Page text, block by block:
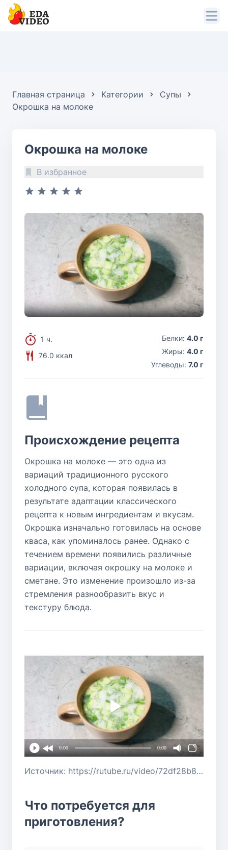
Главная страница Категории
Супы
Окрошка на молоке
Окрошка на молоке
В избранное
1 ч.
76.0 ккал
Белки: 4.0 г
Жиры: 4.0 г
Углеводы: 7.0 г
Происхождение рецепта
Окрошка на молоке — это одна из
вариаций традиционного русского
холодного супа, которая появилась в
результате адаптации классического
рецепта к новым ингредиентам и вкусам.
Окрошка изначально готовилась на основе
кваса, как упоминалось ранее. Однако с
течением времени появились различные
вариации, включая окрошку на молоке и
сметане. Это изменение произошло из-за
стремления разнообразить вкус и
текстуру блюда.
0:00 0:00
Источник: https://rutube.ru/video/72df28b8f0e598c91d676c348d196974/?r=wd
Что потребуется для
приготовления?